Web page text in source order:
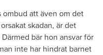
ombud att även om det
skadan, är det
bär hon ansvar för
inte har hindrat barnet